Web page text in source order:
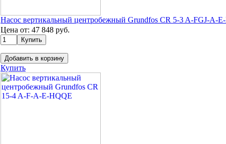
Насос вертикальный центробежный Grundfos CR 5-3 A-FGJ-A-
Цена от: 47 848 руб.
Добавить в корзину
Купить